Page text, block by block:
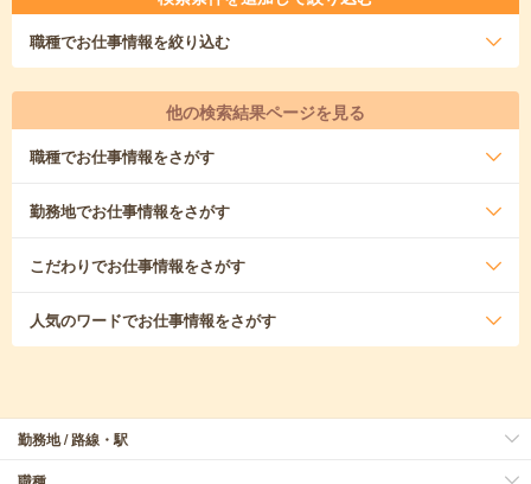
職種でお仕事情報を絞り込む
他の検索結果ページを見る
職種でお仕事情報をさがす
勤務地でお仕事情報をさがす
こだわりでお仕事情報をさがす
人気のワードでお仕事情報をさがす
勤務地 / 路線・駅